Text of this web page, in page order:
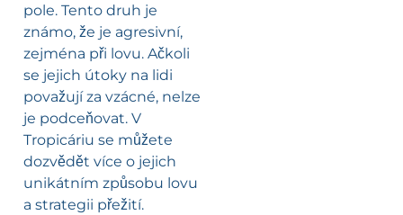
pole. Tento druh je
známo, že je agresivní,
zejména při lovu. Ačkoli
se jejich útoky na lidi
považují za vzácné, nelze
je podceňovat. V
Tropicáriu se můžete
dozvědět více o jejich
unikátním způsobu lovu
a strategii přežití.